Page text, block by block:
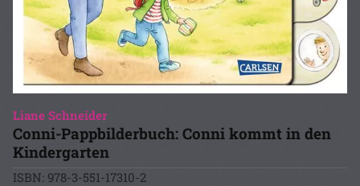
Liane Schneider
Conni-Pappbilderbuch: Conni kommt in den
Kindergarten
ISBN: 978-3-551-17310-2